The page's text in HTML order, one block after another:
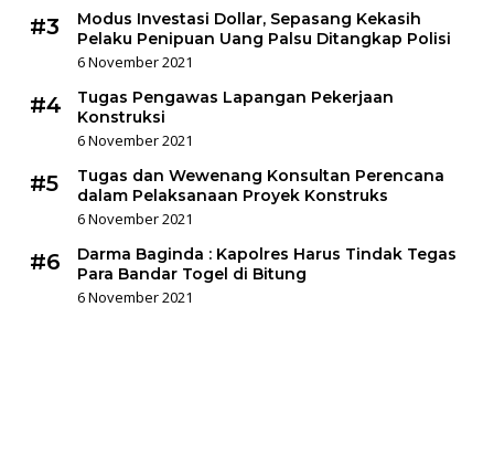
#3
Modus Investasi Dollar, Sepasang Kekasih
Pelaku Penipuan Uang Palsu Ditangkap Polisi
6 November 2021
#4
Tugas Pengawas Lapangan Pekerjaan
Konstruksi
6 November 2021
#5
Tugas dan Wewenang Konsultan Perencana
dalam Pelaksanaan Proyek Konstruks
6 November 2021
#6
Darma Baginda : Kapolres Harus Tindak Tegas
Para Bandar Togel di Bitung
6 November 2021